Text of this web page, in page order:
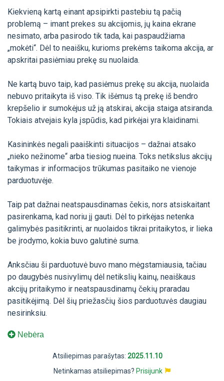
Kiekvieną kartą einant apsipirkti pastebiu tą pačią
problemą – imant prekes su akcijomis, jų kaina ekrane
nesimato, arba pasirodo tik tada, kai paspaudžiama
„mokėti“. Dėl to neaišku, kurioms prekėms taikoma akcija, ar
apskritai pasiėmiau prekę su nuolaida.
Ne kartą buvo taip, kad pasiėmus prekę su akcija, nuolaida
nebuvo pritaikyta iš viso. Tik išėmus tą prekę iš bendro
krepšelio ir sumokėjus už ją atskirai, akcija staiga atsiranda.
Tokiais atvejais kyla įspūdis, kad pirkėjai yra klaidinami.
Kasininkės negali paaiškinti situacijos – dažnai atsako
„nieko nežinome“ arba tiesiog nueina. Toks netikslus akcijų
taikymas ir informacijos trūkumas pasitaiko ne vienoje
parduotuvėje.
Taip pat dažnai neatspausdinamas čekis, nors atsiskaitant
pasirenkama, kad noriu jį gauti. Dėl to pirkėjas netenka
galimybės pasitikrinti, ar nuolaidos tikrai pritaikytos, ir lieka
be įrodymo, kokia buvo galutinė suma.
Anksčiau ši parduotuvė buvo mano mėgstamiausia, tačiau
po daugybės nusivylimų dėl netikslių kainų, neaiškaus
akcijų pritaikymo ir neatspausdinamų čekių praradau
pasitikėjimą. Dėl šių priežasčių šios parduotuvės daugiau
nesirinksiu.
Nebėra
Atsiliepimas parašytas: 2025.11.10
Netinkamas atsiliepimas? Prisijunk